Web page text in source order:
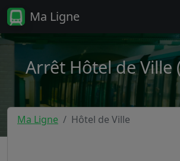
Ma Ligne
Arrêt Hôtel de Ville
Ma Ligne Hôtel de Ville